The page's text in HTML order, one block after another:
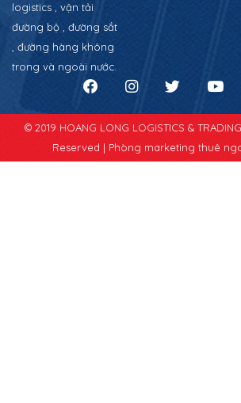
logistics , vận tải
đường bộ , đường sắt
, đường hàng không
trong và ngoài nước.
© 2019 HOANG LONG LOGISTICS &
Reserved | Phòng marketing thuê